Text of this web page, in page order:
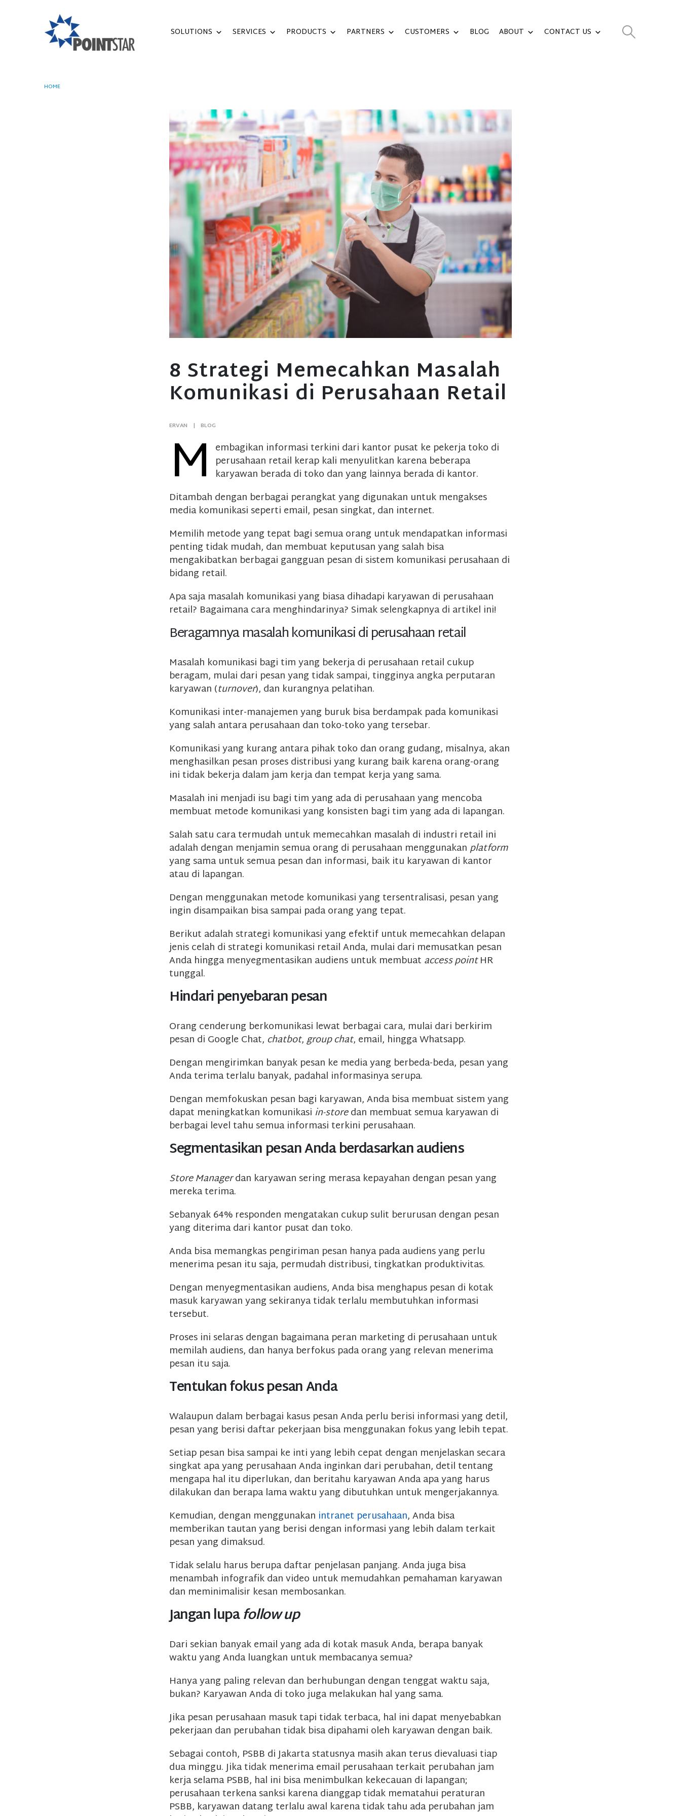
SOLUTIONS SERVICES PRODUCTS PARTNERS CUSTOMERS BLOG ABOUT CONTACT US
HOME
8 Strategi Memecahkan Masalah
Komunikasi di Perusahaan Retail
ERVAN BLOG
M embagikan informasi terkini dari kantor pusat ke pekerja toko di
perusahaan retail kerap kali menyulitkan karena beberapa
karyawan berada di toko dan yang lainnya berada di kantor.
Ditambah dengan berbagai perangkat yang digunakan untuk mengakses
media komunikasi seperti email, pesan singkat, dan internet.
Memilih metode yang tepat bagi semua orang untuk mendapatkan informasi
penting tidak mudah, dan membuat keputusan yang salah bisa
mengakibatkan berbagai gangguan pesan di sistem komunikasi perusahaan di
bidang retail.
Apa saja masalah komunikasi yang biasa dihadapi karyawan di perusahaan
retail? Bagaimana cara menghindarinya? Simak selengkapnya di artikel ini!
Beragamnya masalah komunikasi di perusahaan retail
Masalah komunikasi bagi tim yang bekerja di perusahaan retail cukup
beragam, mulai dari pesan yang tidak sampai, tingginya angka perputaran
karyawan (turnover), dan kurangnya pelatihan.
Komunikasi inter-manajemen yang buruk bisa berdampak pada komunikasi
yang salah antara perusahaan dan toko-toko yang tersebar.
Komunikasi yang kurang antara pihak toko dan orang gudang, misalnya, akan
menghasilkan pesan proses distribusi yang kurang baik karena orang-orang
ini tidak bekerja dalam jam kerja dan tempat kerja yang sama.
Masalah ini menjadi isu bagi tim yang ada di perusahaan yang mencoba
membuat metode komunikasi yang konsisten bagi tim yang ada di lapangan.
Salah satu cara termudah untuk memecahkan masalah di industri retail ini
adalah dengan menjamin semua orang di perusahaan menggunakanplatform
yang sama untuk semua pesan dan informasi, baik itu karyawan di kantor
atau di lapangan.
Dengan menggunakan metode komunikasi yang tersentralisasi, pesan yang
ingin disampaikan bisa sampai pada orang yang tepat.
Berikut adalah strategi komunikasi yang efektif untuk memecahkan delapan
jenis celah di strategi komunikasi retail Anda, mulai dari memusatkan pesan
Anda hingga menyegmentasikan audiens untuk membuat access pointHR
tunggal.
Hindari penyebaran pesan
Orang cenderung berkomunikasi lewat berbagai cara, mulai dari berkirim
pesan di Google Chat, chatbot,group chat, email, hingga Whatsapp.
Dengan mengirimkan banyak pesan ke media yang berbeda-beda, pesan yang
Anda terima terlalu banyak, padahal informasinya serupa.
Dengan memfokuskan pesan bagi karyawan, Anda bisa membuat sistem yang
dapat meningkatkan komunikasi in-storedan membuat semua karyawan di
berbagai level tahu semua informasi terkini perusahaan.
Segmentasikan pesan Anda berdasarkan audiens
Store Managerdan karyawan sering merasa kepayahan dengan pesan yang
mereka terima.
Sebanyak 64% responden mengatakan cukup sulit berurusan dengan pesan
yang diterima dari kantor pusat dan toko.
Anda bisa memangkas pengiriman pesan hanya pada audiens yang perlu
menerima pesan itu saja, permudah distribusi, tingkatkan produktivitas.
Dengan menyegmentasikan audiens, Anda bisa menghapus pesan di kotak
masuk karyawan yang sekiranya tidak terlalu membutuhkan informasi
tersebut.
Proses ini selaras dengan bagaimana peran marketing di perusahaan untuk
memilah audiens, dan hanya berfokus pada orang yang relevan menerima
pesan itu saja.
Tentukan fokus pesan Anda
Walaupun dalam berbagai kasus pesan Anda perlu berisi informasi yang detil,
pesan yang berisi daftar pekerjaan bisa menggunakan fokus yang lebih tepat.
Setiap pesan bisa sampai ke inti yang lebih cepat dengan menjelaskan secara
singkat apa yang perusahaan Anda inginkan dari perubahan, detil tentang
mengapa hal itu diperlukan, dan beritahu karyawan Anda apa yang harus
dilakukan dan berapa lama waktu yang dibutuhkan untuk mengerjakannya.
Kemudian, dengan menggunakan intranet perusahaan, Anda bisa
memberikan tautan yang berisi dengan informasi yang lebih dalam terkait
pesan yang dimaksud.
Tidak selalu harus berupa daftar penjelasan panjang. Anda juga bisa
menambah infografik dan video untuk memudahkan pemahaman karyawan
dan meminimalisir kesan membosankan.
Jangan lupafollow up
Dari sekian banyak email yang ada di kotak masuk Anda, berapa banyak
waktu yang Anda luangkan untuk membacanya semua?
Hanya yang paling relevan dan berhubungan dengan tenggat waktu saja,
bukan? Karyawan Anda di toko juga melakukan hal yang sama.
Jika pesan perusahaan masuk tapi tidak terbaca, hal ini dapat menyebabkan
pekerjaan dan perubahan tidak bisa dipahami oleh karyawan dengan baik.
Sebagai contoh, PSBB di Jakarta statusnya masih akan terus dievaluasi tiap
dua minggu. Jika tidak menerima email perusahaan terkait perubahan jam
kerja selama PSBB, hal ini bisa menimbulkan kekecauan di lapangan;
perusahaan terkena sanksi karena dianggap tidak mematahui peraturan
PSBB, karyawan datang terlalu awal karena tidak tahu ada perubahan jam